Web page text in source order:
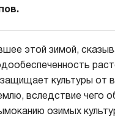
этой зимой,
культуры от
вследствие чего
озимых